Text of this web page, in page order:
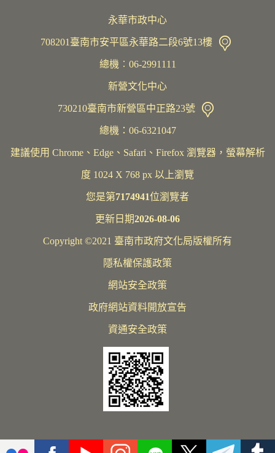
永華市政中心
708201臺南市安平區永華路二段6號13樓
總機︰06-2991111
新營文化中心
730210臺南市新營區中正路23號
總機：06-6321047
建議使用 Chrome、Edge、Safari、Firefox 瀏覽器，螢幕解析
度 1024 X 768 px 以上瀏覽
您是第7174941位瀏覽者
更新日期2026-08-06
Copyright ©2021 臺南市政府文化局版權所有
隱私權保護政策
網站安全政策
政府網站資料開放宣告
資通安全政策